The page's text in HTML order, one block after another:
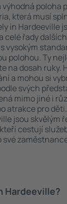
výhodná poloha
která musí
in Hardeeville
celé řady
vysokým
polohou. Ty
na dosah ruky.
a mohou si
svých
mimo jiné i
atrakce pro
jsou skvělým
cestují
své
Hardeeville?